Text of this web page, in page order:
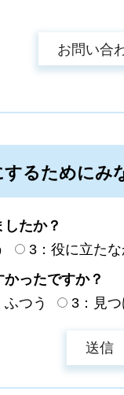
るためにみ
たか？
3：役に立たな
ったですか？
ふつう 3：見